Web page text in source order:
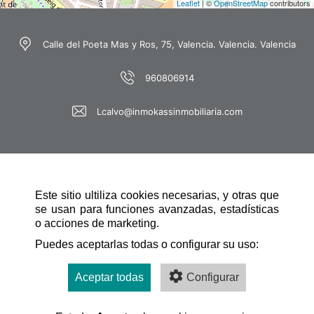
Este sitio ultiliza cookies necesarias, y otras que
se usan para funciones avanzadas, estadísticas
o acciones de marketing.
Puedes aceptarlas todas o configurar su uso:
Aceptar todas Configurar
Leaflet| ©OpenStreetMapcontributors
Calle del Poeta Mas y Ros, 75, Valencia. Valencia. Valencia
960806914
Lcalvo@inmokassinmobiliaria.com
NAVEGACIÓN RÁPIDA